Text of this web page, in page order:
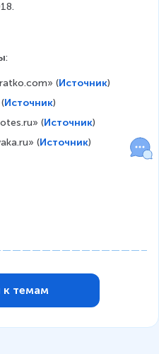
:
(Источник)
Источник)
(Источник)
(Источник)
к темам